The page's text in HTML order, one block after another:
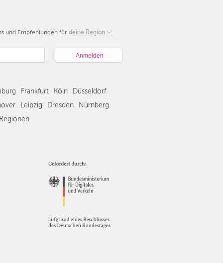
und Empfehlungen für deine Region
Berlin
Hamburg
Düsseldorf
Stuttgart
Nürnberg
Wien
Zürich
Frankfurt Köln
Düsseldorf
Leipzig Dresden
Nürnberg